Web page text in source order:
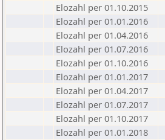
Elozahl per 01.10.2015
Elozahl per 01.01.2016
Elozahl per 01.04.2016
Elozahl per 01.07.2016
Elozahl per 01.10.2016
Elozahl per 01.01.2017
Elozahl per 01.04.2017
Elozahl per 01.07.2017
Elozahl per 01.10.2017
Elozahl per 01.01.2018